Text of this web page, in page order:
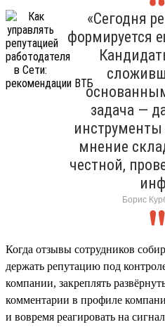
«Сегодня
формируется
задача —
мнение
честной,
Борис
Когда отзывы сотрудников
держать репутацию под
компании, закреплять
комментарии в профиле
и вовремя реагировать на